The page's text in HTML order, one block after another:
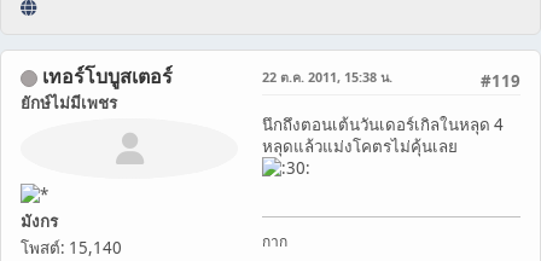
เทอร์โบบูสเตอร์
ยักษ์ไม่มีเพชร
มังกร
โพสต์: 15,140
#119
22 ต.ค. 2011, 15:38 น.
นึกถึงตอนเต้นวันเดอร์เกิลในหลุด 4
หลุดแล้วแม่งโคตรไม่คุ้นเลย
กาก